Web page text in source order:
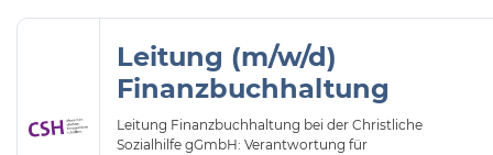
Leitung (m/w/d)
Finanzbuchhaltung
Leitung Finanzbuchhaltung bei der Christliche
Sozialhilfe gGmbH: Verantwortung für